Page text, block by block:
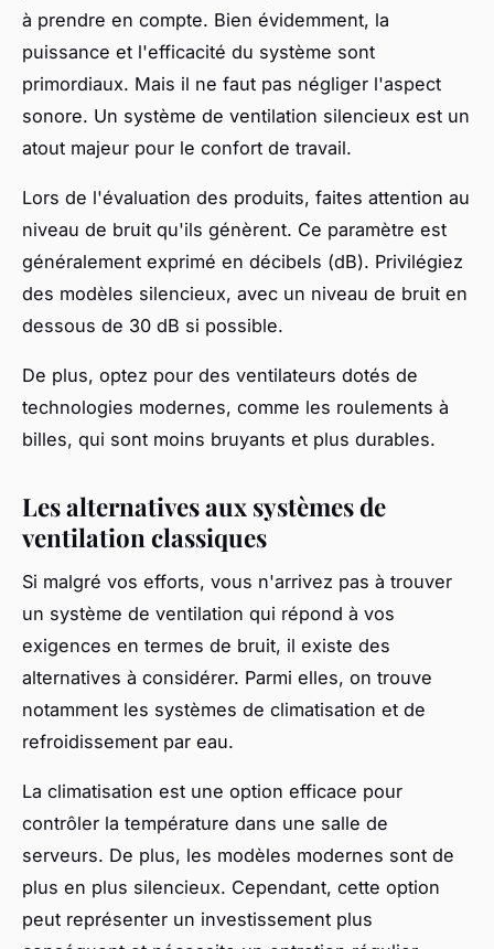
à prendre en compte. Bien évidemment, la
puissance et l'efficacité du système sont
primordiaux. Mais il ne faut pas négliger l'aspect
sonore. Un système de ventilation silencieux est un
atout majeur pour le confort de travail.
Lors de l'évaluation des produits, faites attention au
niveau de bruit qu'ils génèrent. Ce paramètre est
généralement exprimé en décibels (dB). Privilégiez
des modèles silencieux, avec un niveau de bruit en
dessous de 30 dB si possible.
De plus, optez pour des ventilateurs dotés de
technologies modernes, comme les roulements à
billes, qui sont moins bruyants et plus durables.
Les alternatives aux systèmes de
ventilation classiques
Si malgré vos efforts, vous n'arrivez pas à trouver
un système de ventilation qui répond à vos
exigences en termes de bruit, il existe des
alternatives à considérer. Parmi elles, on trouve
notamment les systèmes de climatisation et de
refroidissement par eau.
La climatisation est une option efficace pour
contrôler la température dans une salle de
serveurs. De plus, les modèles modernes sont de
plus en plus silencieux. Cependant, cette option
peut représenter un investissement plus